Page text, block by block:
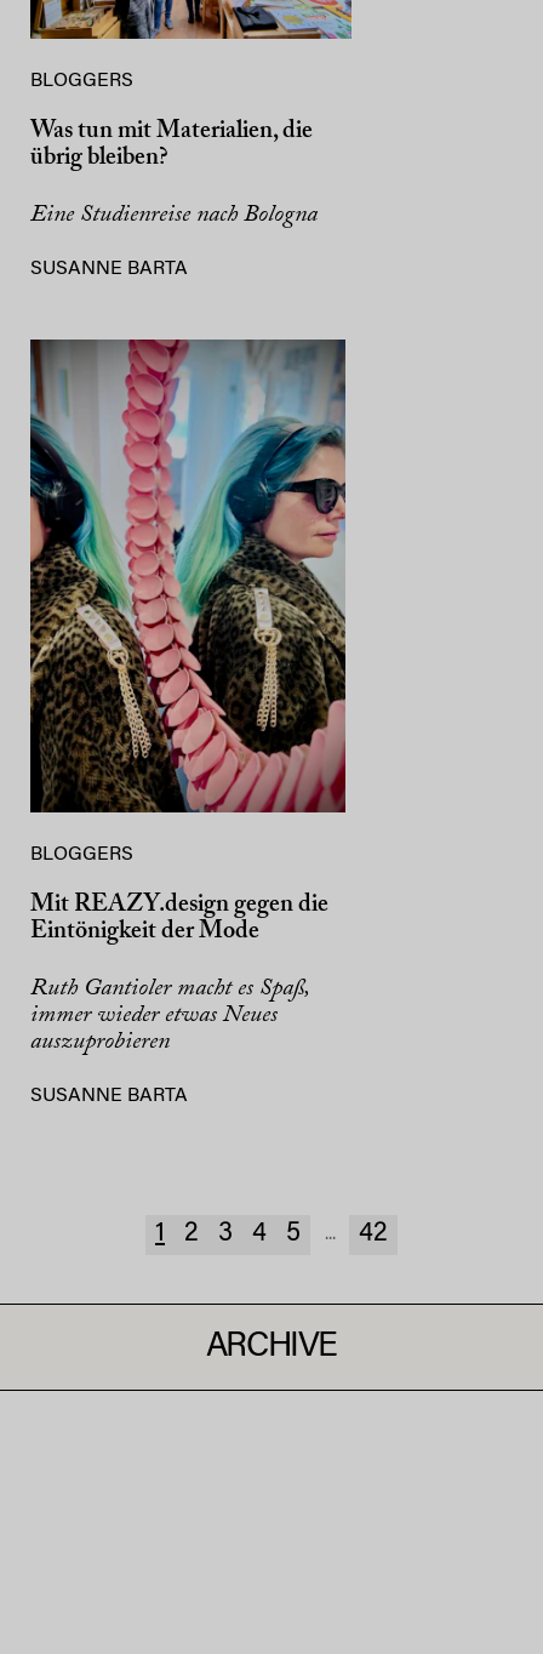
BLOGGERS
Was tun mit Materialien, die
übrig bleiben?
Eine Studienreise nach Bologna
SUSANNE BARTA
BLOGGERS
Mit REAZY.design gegen die
Eintönigkeit der Mode
Ruth Gantioler macht es Spaß,
immer wieder etwas Neues
auszuprobieren
SUSANNE BARTA
1 2 3 4 5 ... 42
ARCHIVE